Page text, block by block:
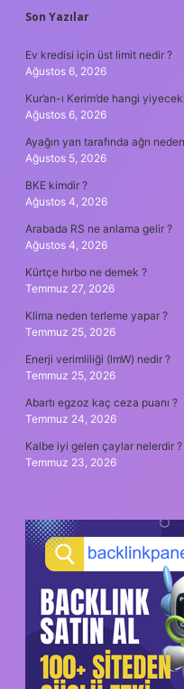
SIDEBAR
Son Yazılar
Ev kredisi için üst limit nedir ?
Ağustos 6, 2026
Kur’an-ı Kerim’de hangi
Ağustos 6, 2026
Ayağın yan tarafında ağrı
Ağustos 5, 2026
BKE kimdir ?
Ağustos 4, 2026
Arabada RS ne anlama gelir ?
Ağustos 4, 2026
Kürtçe hırbo ne demek ?
Temmuz 27, 2026
Klima neden terleme yapar ?
Temmuz 25, 2026
Enerji verimliliği (lmW) nedir ?
Temmuz 25, 2026
Abartı egzoz kaç ceza puanı ?
Temmuz 24, 2026
Kalbe iyi gelen çaylar nelerdir ?
Temmuz 23, 2026